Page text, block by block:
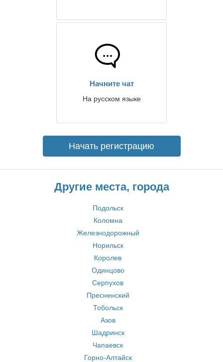
Начните чат
На русском языке
Начать регистрацию
Другие места, города
Подольск
Коломна
Железнодорожный
Норильск
Королев
Одинцово
Серпухов
Пресненский
Тобольск
Азов
Шадринск
Чапаевск
Горно-Алтайск